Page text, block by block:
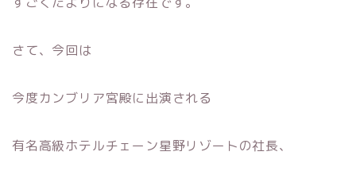
さて、今回は
今度カンブリア宮殿に出演される
有名高級ホテルチェーン星野リゾートの社長、